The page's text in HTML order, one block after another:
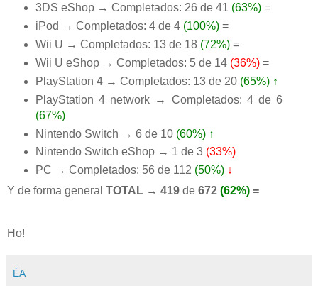
3DS eShop → Completados: 26 de 41 (63%)=
iPod → Completados: 4 de 4 (100%)=
Wii U → Completados: 13 de 18 (72%)=
Wii U eShop → Completados: 5 de 14 (36%)=
PlayStation 4 → Completados: 13 de 20 (65%) ↑
PlayStation 4 network → Completados: 4 de 6
(67%)
Nintendo Switch → 6 de 10 (60%) ↑
Nintendo Switch eShop → 1 de 3 (33%)
PC → Completados: 56 de 112 (50%) ↓
Y de forma general TOTAL → 419 de 672 (62%) =
Ho!
ÉA